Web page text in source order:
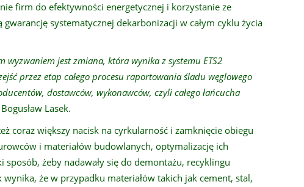
firm do efektywności energetycznej i korzystanie ze
systematycznej dekarbonizacji w całym cyklu życia
wyzwaniem jest zmiana, która wynika z systemu ETS2
przez etap całego procesu raportowania śladu węglowego
dostawców, wykonawców, czyli całego łańcucha
Lasek.
coraz większy nacisk na cyrkularność i zamknięcie obiegu
i materiałów budowlanych, optymalizację ich
żeby nadawały się do demontażu, recyklingu
że w przypadku materiałów takich jak cement, stal,